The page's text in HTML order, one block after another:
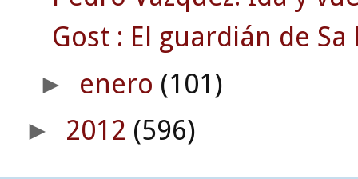
Gost : El guardián de Sa
► enero (101)
► 2012 (596)